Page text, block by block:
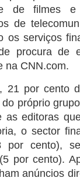
de filmes
de
os serviços
procura de
na CNN.com.
21 por cento
próprio
editoras
o sector
cento),
por cento).
anúncios